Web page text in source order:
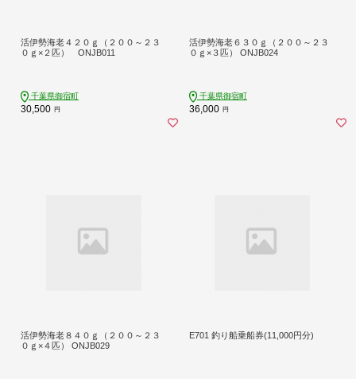
活伊勢海老４２０ｇ（２００～２３
０ｇ×２匹） ONJB011
千葉県御宿町
30,500 円
活伊勢海老６３０ｇ（２００～２３
０ｇ×３匹） ONJB024
千葉県御宿町
36,000 円
活伊勢海老８４０ｇ（２００～２３
０ｇ×４匹） ONJB029
E701 釣り船乗船券(11,000円分)